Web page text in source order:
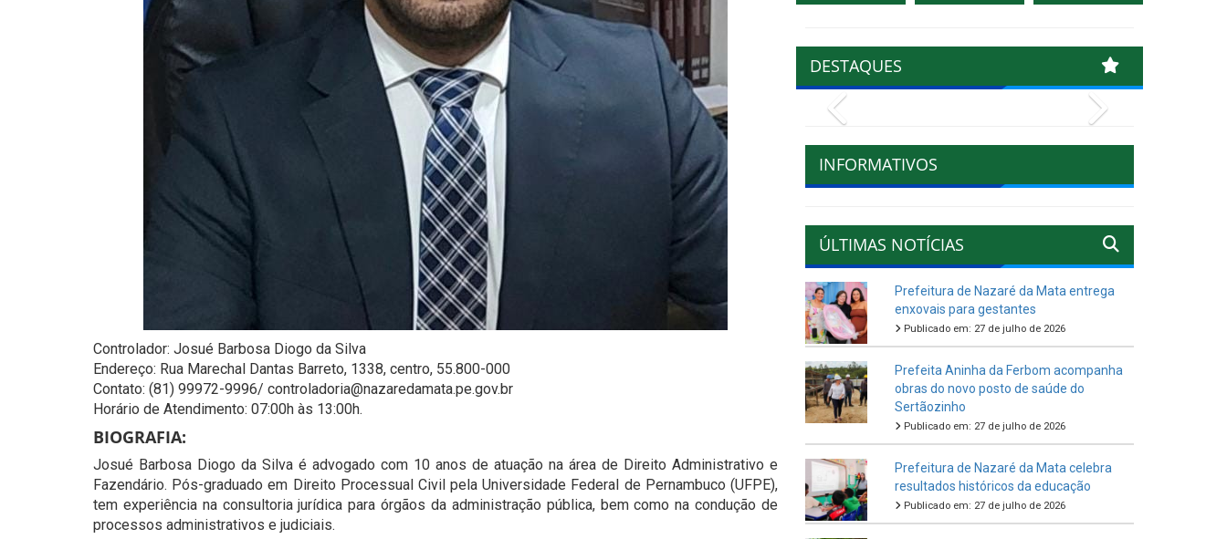
Controlador: Josué Barbosa Diogo da Silva
Endereço: Rua Marechal Dantas Barreto, 1338, centro, 55.800-000
Contato: (81) 99972-9996/ controladoria@nazaredamata.pe.gov.br
Horário de Atendimento: 07:00h às 13:00h.
BIOGRAFIA:
Josué Barbosa Diogo da Silva é advogado com 10 anos de atuação na área de Direito Administrativo e
Fazendário. Pós-graduado em Direito Processual Civil pela Universidade Federal de Pernambuco (UFPE),
tem experiência na consultoria jurídica para órgãos da administração pública, bem como na condução de
processos administrativos e judiciais.
DESTAQUES
INFORMATIVOS
ÚLTIMAS NOTÍCIAS
Prefeitura de Nazaré da Mata entrega
enxovais para gestantes
Publicado em: 27 de julho de 2026
Prefeita Aninha da Ferbom acompanha
obras do novo posto de saúde do
Sertãozinho
Publicado em: 27 de julho de 2026
Prefeitura de Nazaré da Mata celebra
resultados históricos da educação
Publicado em: 27 de julho de 2026